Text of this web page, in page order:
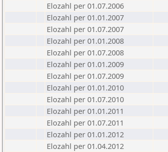
Elozahl per 01.07.2006
Elozahl per 01.01.2007
Elozahl per 01.07.2007
Elozahl per 01.01.2008
Elozahl per 01.07.2008
Elozahl per 01.01.2009
Elozahl per 01.07.2009
Elozahl per 01.01.2010
Elozahl per 01.07.2010
Elozahl per 01.01.2011
Elozahl per 01.07.2011
Elozahl per 01.01.2012
Elozahl per 01.04.2012